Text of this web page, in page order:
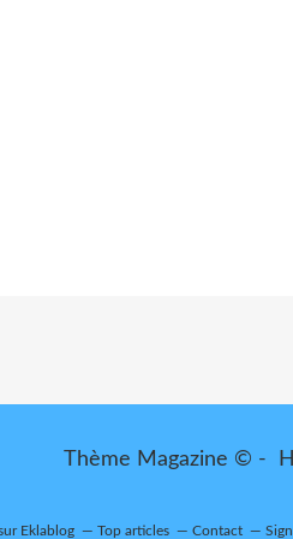
Thème Magazine © -
Eklablog Top articles Contact